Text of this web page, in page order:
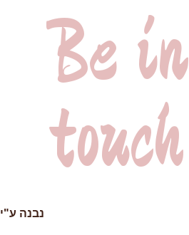
Be in
touch
נבנה ע"י